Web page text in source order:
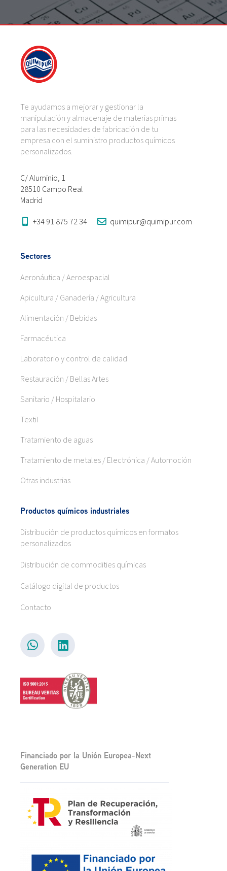
Te ayudamos a mejorar y gestionar la
manipulación y almacenaje de materias primas
para las necesidades de fabricación de tu
empresa con el suministro productos químicos
personalizados.
C/ Aluminio, 1
28510 Campo Real
Madrid
+34 91 875 72 34 quimipur@quimipur.com
Sectores
Aeronáutica / Aeroespacial
Apicultura / Ganadería / Agricultura
Alimentación / Bebidas
Farmacéutica
Laboratorio y control de calidad
Restauración / Bellas Artes
Sanitario / Hospitalario
Textil
Tratamiento de aguas
Tratamiento de metales / Electrónica / Automoción
Otras industrias
Productos químicos industriales
Distribución de productos químicos en formatos
personalizados
Distribución de commodities químicas
Catálogo digital de productos
Contacto
Financiado por la Unión Europea-Next
Generation EU